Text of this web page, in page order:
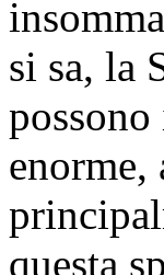
si sa, la
questa